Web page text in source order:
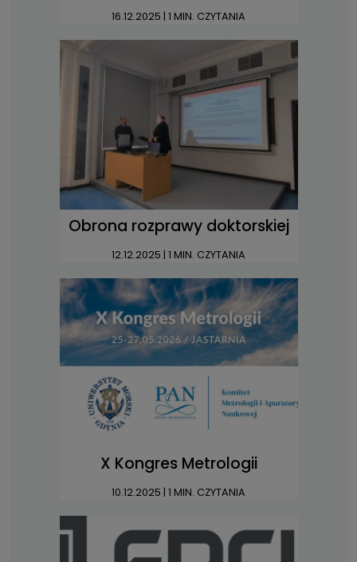
16.12.2025 | 1 MIN. CZYTANIA
Obrona rozprawy doktorskiej
12.12.2025 | 1 MIN. CZYTANIA
X Kongres Metrologii
10.12.2025 | 1 MIN. CZYTANIA